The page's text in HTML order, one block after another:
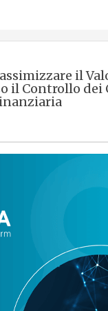
il
il Controllo dei